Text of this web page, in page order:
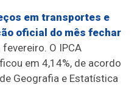
em transportes e
oficial do mês fechar
O IPCA
em 4,14%, de acordo
Geografia e Estatística